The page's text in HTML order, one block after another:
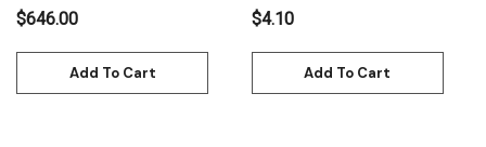
$646.00
Add To Cart
$4.10
Add To Cart